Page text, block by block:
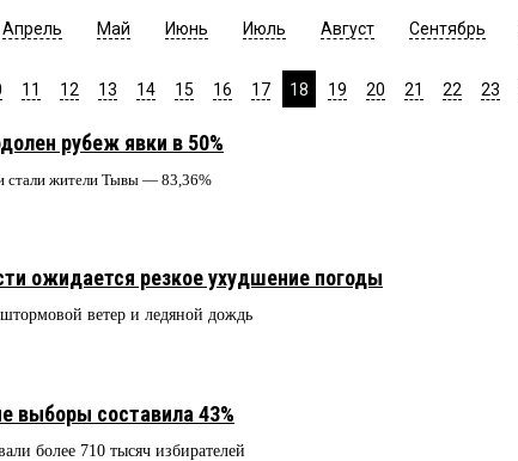
Апрель Май Июнь Июль Август Сентябрь
11 12 13 14 15 16 17 18 19 20 21 22 23
рубеж явки в 50%
стали жители Тывы — 83,36%
ожидается резкое ухудшение погоды
ветер и ледяной дождь
выборы составила 43%
более 710 тысяч избирателей